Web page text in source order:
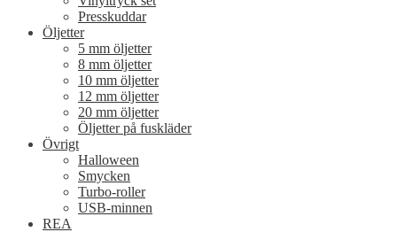
Presskuddar
Öljetter
5 mm öljetter
8 mm öljetter
10 mm öljetter
12 mm öljetter
20 mm öljetter
Öljetter på fuskläder
Övrigt
Halloween
Smycken
Turbo-roller
USB-minnen
REA